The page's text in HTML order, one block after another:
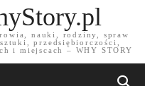
nauki, rodziny, spraw
przedsiębiorczości,
i miejscach – WHY STORY